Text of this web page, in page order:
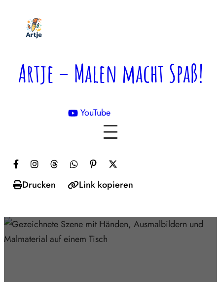
springen
Artje – Malen macht Spaß!
YouTube

Drucken Link kopieren